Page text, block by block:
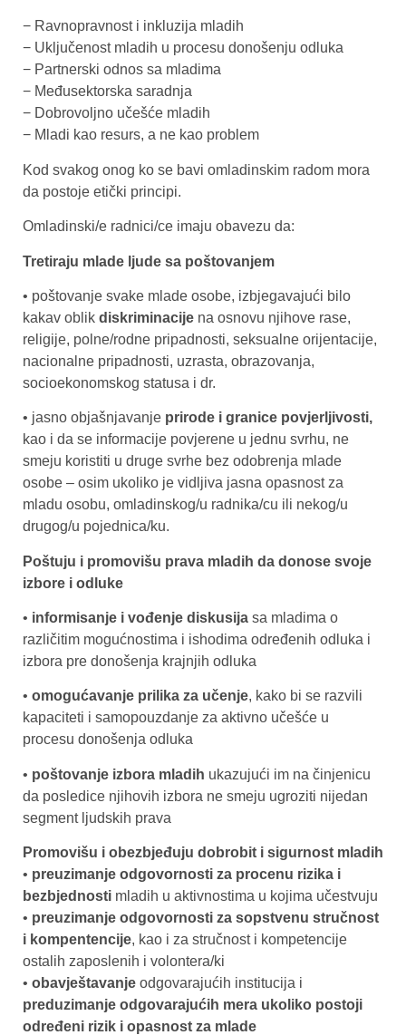
− Ravnopravnost i inkluzija mladih
− Uključenost mladih u procesu donošenju odluka
− Partnerski odnos sa mladima
− Međusektorska saradnja
− Dobrovoljno učešće mladih
− Mladi kao resurs, a ne kao problem
Kod svakog onog ko se bavi omladinskim radom mora
da postoje etički principi.
Omladinski/e radnici/ce imaju obavezu da:
Tretiraju mlade ljude sa poštovanjem
• poštovanje svake mlade osobe, izbjegavajući bilo
kakav oblik diskriminacije na osnovu njihove rase,
religije, polne/rodne pripadnosti, seksualne orijentacije,
nacionalne pripadnosti, uzrasta, obrazovanja,
socioekonomskog statusa i dr.
• jasno objašnjavanje prirode i granice povjerljivosti,
kao i da se informacije povjerene u jednu svrhu, ne
smeju koristiti u druge svrhe bez odobrenja mlade
osobe – osim ukoliko je vidljiva jasna opasnost za
mladu osobu, omladinskog/u radnika/cu ili nekog/u
drugog/u pojednica/ku.
Poštuju i promovišu prava mladih da donose svoje
izbore i odluke
• informisanje i vođenje diskusija sa mladima o
različitim mogućnostima i ishodima određenih odluka i
izbora pre donošenja krajnjih odluka
• omogućavanje prilika za učenje, kako bi se razvili
kapaciteti i samopouzdanje za aktivno učešće u
procesu donošenja odluka
• poštovanje izbora mladih ukazujući im na činjenicu
da posledice njihovih izbora ne smeju ugroziti nijedan
segment ljudskih prava
Promovišu i obezbjeđuju dobrobit i sigurnost mladih
• preuzimanje odgovornosti za procenu rizika i
bezbjednosti mladih u aktivnostima u kojima učestvuju
• preuzimanje odgovornosti za sopstvenu stručnost
i kompentencije, kao i za stručnost i kompetencije
ostalih zaposlenih i volontera/ki
• obavještavanje odgovarajućih institucija i
preduzimanje odgovarajućih mera ukoliko postoji
određeni rizik i opasnost za mlade